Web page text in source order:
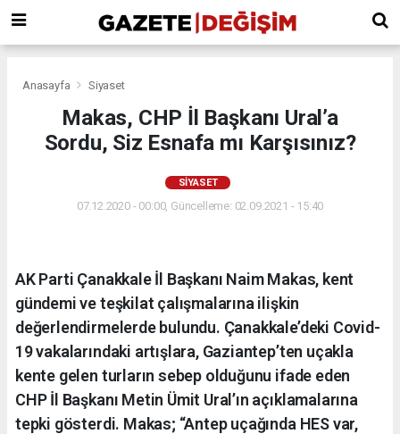
Anasayfa Siyaset
Makas, CHP İl Başkanı Ural’a
Sordu, Siz Esnafa mı Karşısınız?
SIYASET
07.12.2020 - 00:00, Güncelleme: 02.09.2021 - 15:40
AK Parti Çanakkale İl Başkanı Naim Makas, kent
gündemi ve teşkilat çalışmalarına ilişkin
değerlendirmelerde bulundu. Çanakkale’deki Covid-
19 vakalarındaki artışlara, Gaziantep’ten uçakla
kente gelen turların sebep olduğunu ifade eden
CHP İl Başkanı Metin Ümit Ural’ın açıklamalarına
tepki gösterdi. Makas; “Antep uçağında HES var,